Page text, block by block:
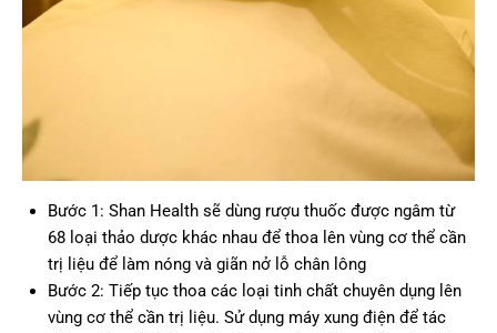
Bước 1: Shan Health sẽ dùng rượu thuốc được ngâm từ
68 loại thảo dược khác nhau để thoa lên vùng cơ thể cần
trị liệu để làm nóng và giãn nở lỗ chân lông
Bước 2: Tiếp tục thoa các loại tinh chất chuyên dụng lên
vùng cơ thể cần trị liệu. Sử dụng máy xung điện để tác